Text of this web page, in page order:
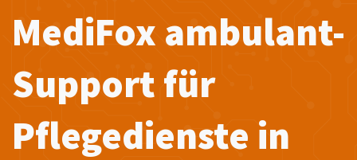
MediFox ambulant-
Support für
Pflegedienste in